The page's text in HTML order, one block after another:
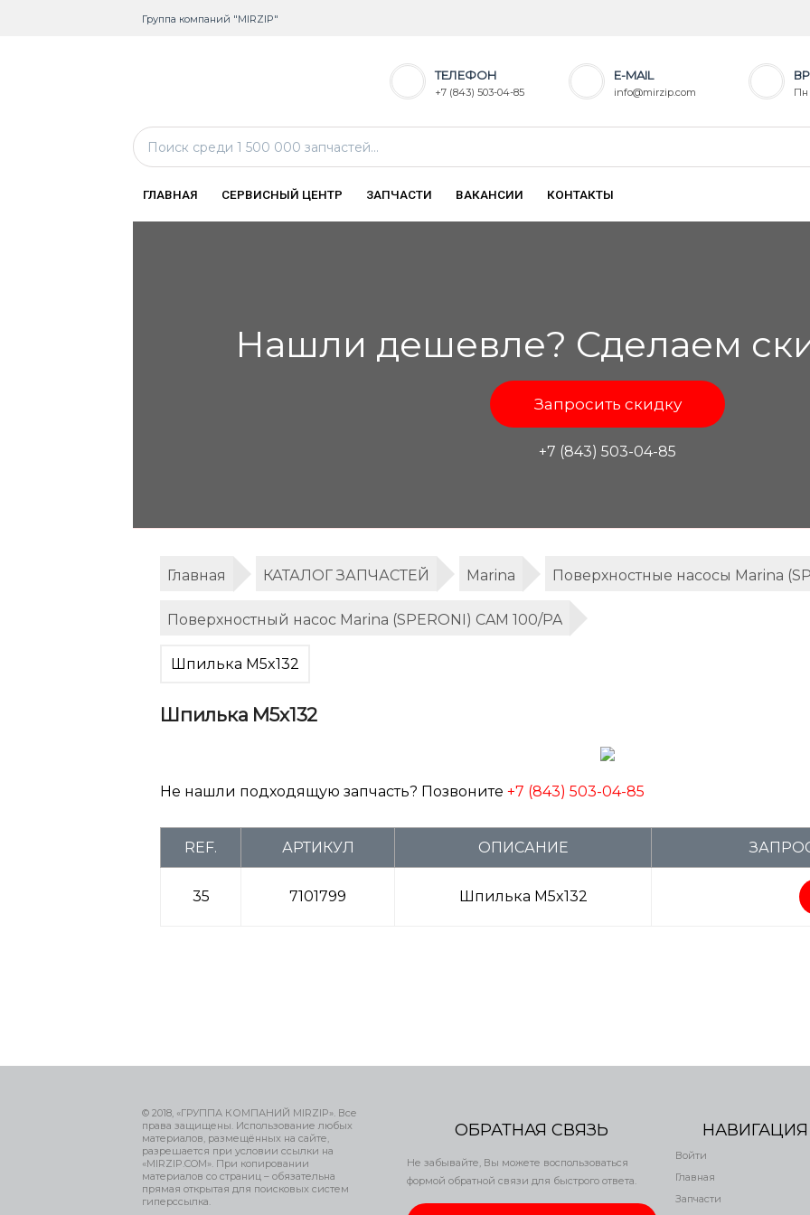
Группа компаний "MIRZIP"
ТЕЛЕФОН
+7 (843) 503-04-85
E-MAIL
info@mirzip.com Пн
ГЛАВНАЯ СЕРВИСНЫЙ ЦЕНТР ЗАПЧАСТИ ВАКАНСИИ КОНТАКТЫ
Нашли дешевле? Сделаем
Запросить скидку
+7 (843) 503-04-85
Главная КАТАЛОГ ЗАПЧАСТЕЙ Marina Поверхностные насосы Marina
Поверхностный насос Marina (SPERONI) CAM 100/PA
Шпилька M5x132
Шпилька M5x132
Не нашли подходящую запчасть? Позвоните +7 (843) 503-04-85
REF. АРТИКУЛ ОПИСАНИЕ
35 7101799 Шпилька M5x132
© 2018, «ГРУППА КОМПАНИЙ MIRZIP». Все
права защищены. Использование любых
материалов, размещённых на сайте,
разрешается при условии ссылки на
«MIRZIP.COM». При копировании
материалов со страниц – обязательна
прямая открытая для поисковых систем
гиперссылка.
ОБРАТНАЯ СВЯЗЬ
Не забывайте, Вы можете воспользоваться
формой обратной связи для быстрого ответа.
НАВИГАЦИЯ
Войти
Главная
Запчасти